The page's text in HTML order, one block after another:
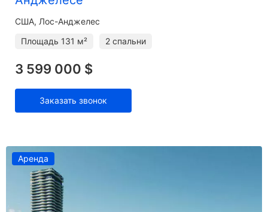
США, Лос-Анджелес
Площадь 131 м² 2 спальни
3 599 000 $
Заказать звонок
Аренда